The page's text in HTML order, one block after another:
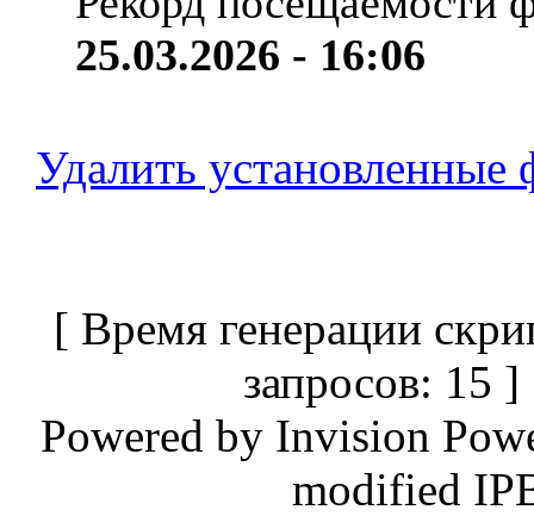
25.03.2026 - 16:06
Удалить
[ Время генерации
запросов:
Powered by Invision
modified